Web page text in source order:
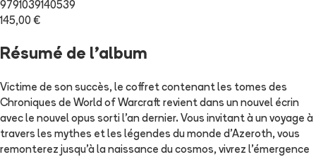
9791039140539
145,00 €
Résumé de l'album
Victime de son succès, le coffret contenant les tomes des
Chroniques de World of Warcraft revient dans un nouvel écrin
avec le nouvel opus sorti l'an dernier. Vous invitant à un voyage à
travers les mythes et les légendes du monde d'Azeroth, vous
remonterez jusqu'à la naissance du cosmos, vivrez l'émergence